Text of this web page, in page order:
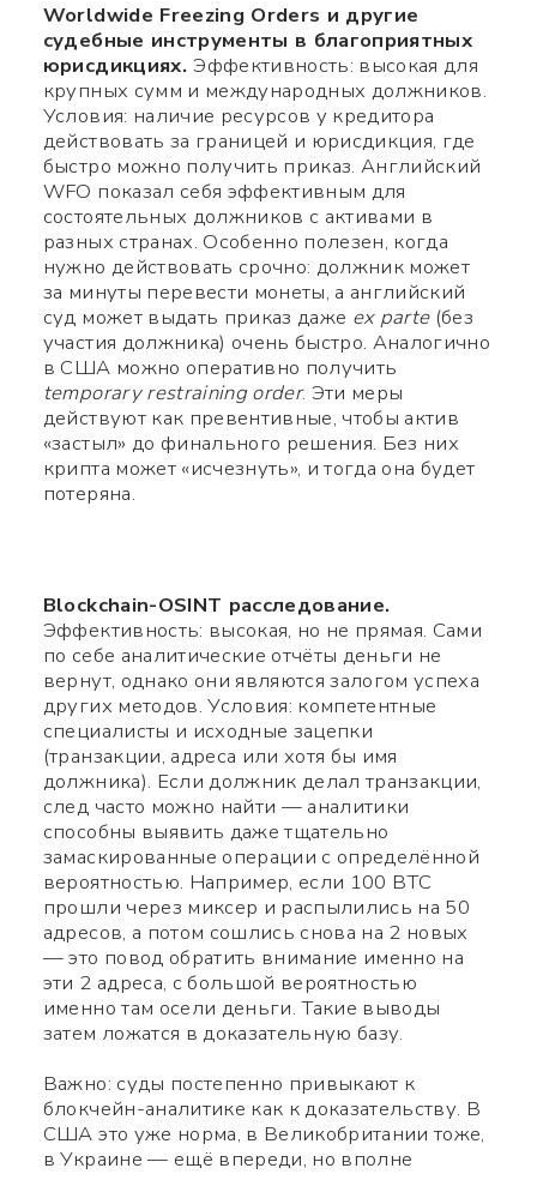
Worldwide Freezing Orders и другие
судебные инструменты в благоприятных
юрисдикциях.Эффективность: высокая для
крупных сумм и международных должников.
Условия: наличие ресурсов у кредитора
действовать за границей и юрисдикция, где
быстро можно получить приказ. Английский
WFO показал себя эффективным для
состоятельных должников с активами в
разных странах. Особенно полезен, когда
нужно действовать срочно: должник может
за минуты перевести монеты, а английский
суд может выдать приказ даже ex parte(без
участия должника) очень быстро. Аналогично
в США можно оперативно получить
temporary restraining order. Эти меры
действуют как превентивные, чтобы актив
«застыл» до финального решения. Без них
крипта может «исчезнуть», и тогда она будет
потеряна.
Blockchain-OSINT расследование.
Эффективность: высокая, но не прямая. Сами
по себе аналитические отчёты деньги не
вернут, однако они являются залогом успеха
других методов. Условия: компетентные
специалисты и исходные зацепки
(транзакции, адреса или хотя бы имя
должника). Если должник делал транзакции,
след часто можно найти — аналитики
способны выявить даже тщательно
замаскированные операции с определённой
вероятностью. Например, если 100 BTC
прошли через миксер и распылились на 50
адресов, а потом сошлись снова на 2 новых
— это повод обратить внимание именно на
эти 2 адреса, с большой вероятностью
именно там осели деньги. Такие выводы
затем ложатся в доказательную базу.
Важно: суды постепенно привыкают к
блокчейн-аналитике как к доказательству. В
США это уже норма, в Великобритании тоже,
в Украине — ещё впереди, но вполне